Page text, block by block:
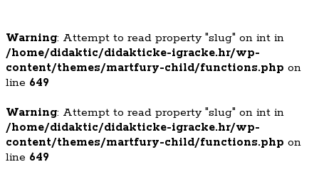
Warning: Attempt to read property "slug" on int in
/home/didaktic/didakticke-igracke.hr/wp-
content/themes/martfury-child/functions.php on
line 649
Warning: Attempt to read property "slug" on int in
/home/didaktic/didakticke-igracke.hr/wp-
content/themes/martfury-child/functions.php on
line 649